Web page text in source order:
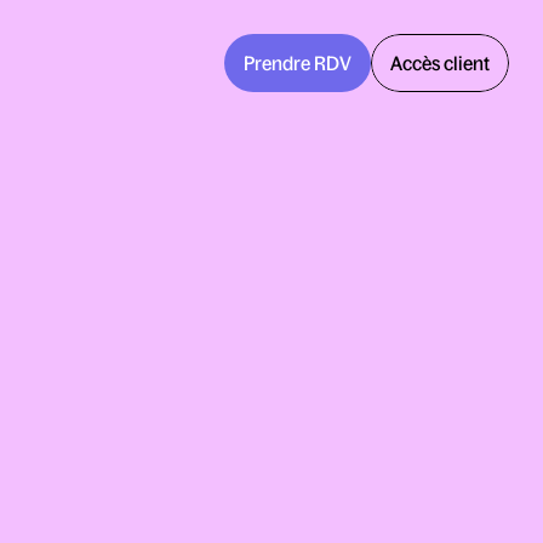
Prendre RDV Accès client